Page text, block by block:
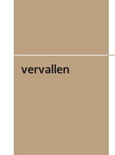
vervallen